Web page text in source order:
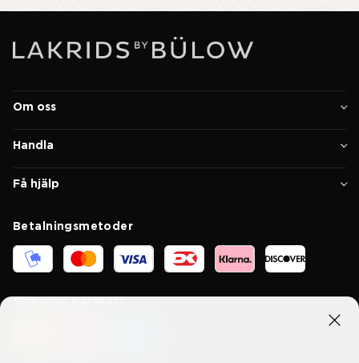
Om oss
Handla
Få hjälp
Betalningsmetoder